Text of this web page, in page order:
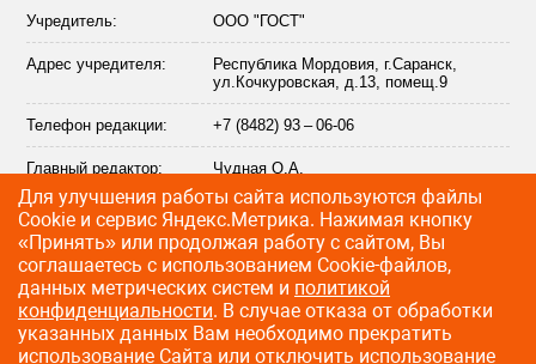
Учредитель: ООО "ГОСТ"
Адрес учредителя:
Республика Мордовия, г.Саранск,
ул.Кочкуровская, д.13, помещ.9
Телефон редакции: +7 (8482) 93 – 06-06
Главный редактор: Чудная О.А.
Адрес электронной
почты редакции:
info@citytraffic.ru
©2009—2026 CityTraffic — все права защищены
Для улучшения работы сайта используются файлы
Сookie и сервис Яндекс.Метрика. Нажимая кнопку
«Принять» или продолжая работу с сайтом, Вы
соглашаетесь с использованием Cookie-файлов,
данных метрических систем и политикой
конфиденциальности. В случае отказа от обработки
указанных данных Вам необходимо прекратить
использование Сайта или отключить использование